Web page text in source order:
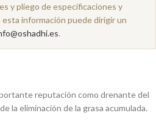
y pliego de especificaciones y
esta información puede dirigir un
.
reputación como drenante del
la eliminación de la grasa acumulada.